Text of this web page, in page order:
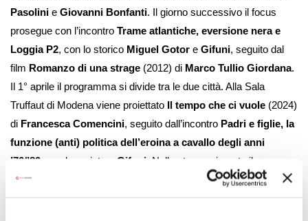
Pasolini e Giovanni Bonfanti. Il giorno successivo il focus
prosegue con l’incontro Trame atlantiche, eversione nera e
Loggia P2, con lo storico Miguel Gotor e Gifuni, seguito dal
film Romanzo di una strage (2012) di Marco Tullio Giordana.
Il 1° aprile il programma si divide tra le due città. Alla Sala
Truffaut di Modena viene proiettato Il tempo che ci vuole (2024)
di Francesca Comencini, seguito dall’incontro Padri e figlie, la
funzione (anti) politica dell’eroina a cavallo degli anni
’70/’80 , con la regista e Gifuni . Nella stessa giornata il
Modernissimo ospita
Dino Risi, mentre il 2